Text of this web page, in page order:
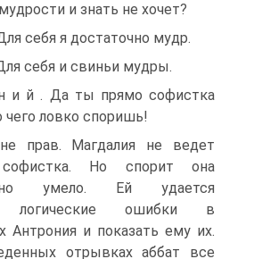
и знать не хочет?
себя я достаточно мудр.
себя и свиньи мудры.
и й . Да ты прямо софистка
чего ловко споришь!
прав. Магдалия не ведет
Но спорит она
умело. Ей удается
логические ошибки в
Антрония и показать ему их.
отрывках аббат все